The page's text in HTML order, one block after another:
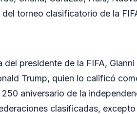
torneo clasificatorio de la
presidente de la FIFA,
Trump, quien lo calificó
aniversario de la
clasificadas,